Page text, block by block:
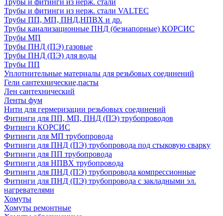
Трубы и фитинги из нерж. стали
Трубы и фитинги из нерж. стали VALTEC
Трубы ПП, МП, ПНД,НПВХ и др.
Трубы канализационные ПНД (безнапорные) КОРСИС
Трубы МП
Трубы ПНД (ПЭ) газовые
Трубы ПНД (ПЭ) для воды
Трубы ПП
Уплотнительные материалы для резьбовых соединений
Гели сантехнические,пасты
Лен сантехнический
Ленты фум
Нити для гермеризации резьбовых соединений
Фитинги для ПП, МП, ПНД (ПЭ) трубопроводов
Фитинги КОРСИС
Фитинги для МП трубопровода
Фитинги для ПНД (ПЭ) трубопровода под стыковую сварку
Фитинги для ПП трубопровода
Фитинги для НПВХ трубопровода
Фитинги для ПНД (ПЭ) трубопровода компрессионные
Фитинги для ПНД (ПЭ) трубопровода с закладными эл.
нагревателями
Хомуты
Хомуты ремонтные